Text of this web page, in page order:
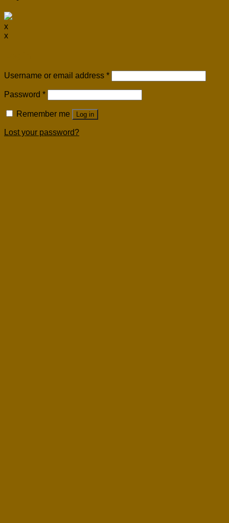
x
x
Username or email address *
Password *
Remember me Log in
Lost your password?